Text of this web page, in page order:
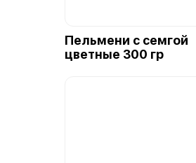
Пельмени с семгой
цветные 300 гр